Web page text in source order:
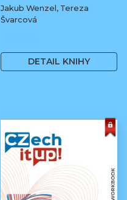
Jakub Wenzel, Tereza
Švarcová
DETAIL KNIHY